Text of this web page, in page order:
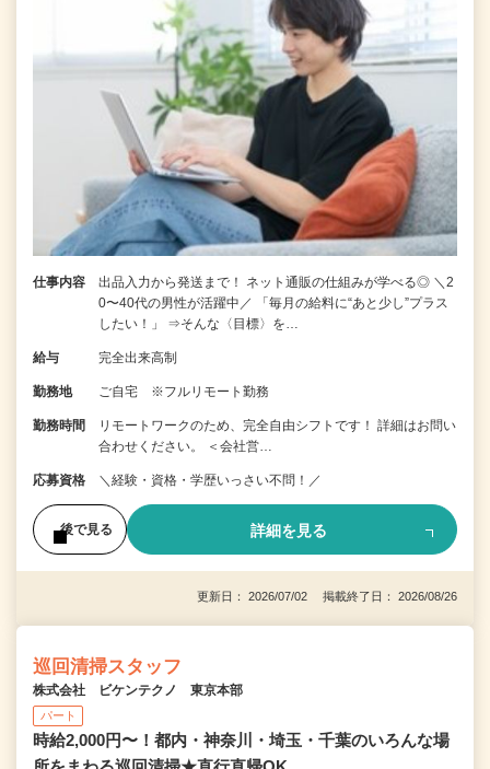
仕事内容
出品入力から発送まで！ ネット通販の仕組みが学べる◎ ＼2
0〜40代の男性が活躍中／ 「毎月の給料に“あと少し”プラス
したい！」 ⇒そんな〈目標〉を…
給与 完全出来高制
勤務地 ご自宅 ※フルリモート勤務
勤務時間
リモートワークのため、完全自由シフトです！ 詳細はお問い
合わせください。 ＜会社営…
応募資格 ＼経験・資格・学歴いっさい不問！／
後で見る 詳細を見る
更新日： 2026/07/02 掲載終了日： 2026/08/26
巡回清掃スタッフ
株式会社 ビケンテクノ 東京本部
パート
時給2,000円〜！都内・神奈川・埼玉・千葉のいろんな場